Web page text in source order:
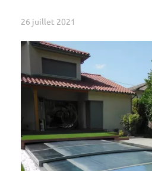
26 juillet 2021